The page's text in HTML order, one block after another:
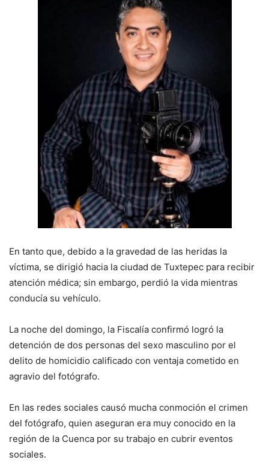
En tanto que, debido a la gravedad de las heridas la
víctima, se dirigió hacia la ciudad de Tuxtepec para recibir
atención médica; sin embargo, perdió la vida mientras
conducía su vehículo.
La noche del domingo, la Fiscalía confirmó logró la
detención de dos personas del sexo masculino por el
delito de homicidio calificado con ventaja cometido en
agravio del fotógrafo.
En las redes sociales causó mucha conmoción el crimen
del fotógrafo, quien aseguran era muy conocido en la
región de la Cuenca por su trabajo en cubrir eventos
sociales.